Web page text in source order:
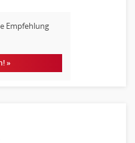
Prozessmanagement
Empfehlung
»